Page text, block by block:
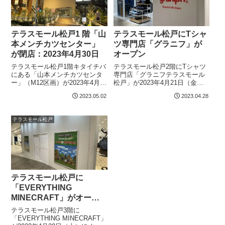
テラスモール松戸1 階「山
本メンチカツセンター」
が閉店：2023年4月30日
テラスモール松戸1階キタイチバ
にある「山本メンチカツセンタ
ー」（M12区画）が2023年4月30
当初に食べたことがあります
チカツには負けていたんですよ
ね。とはいえ、この周辺で精肉
店のメ...
2023.05.02
テラスモール松戸にTシャ
ツ専門店「グラニフ」が
オープン
テラスモール松戸2階にTシャツ
専門店「グラニフテラスモール
松戸」が2023年4月21日（金）
ール松戸所在地：千葉県松戸市
2023.04.28
テラスモール松戸
テラスモール松戸に
「EVERYTHING
MINECRAFT」がオープ
ン予定
テラスモール松戸3階に
「EVERYTHING MINECRAFT」